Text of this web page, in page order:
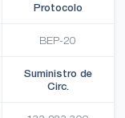
Protocolo
BEP-20
Suministro de
Circ.